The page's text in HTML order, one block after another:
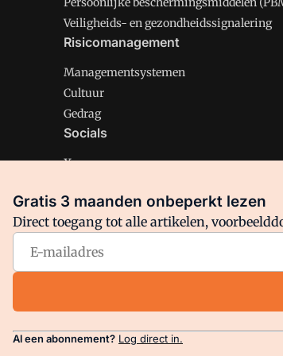
Veiligheids- en gezondheidssignalering
Risicomanagement
Managementsystemen
Cultuur
Gedrag
Socials
X
Facebook
Arbo is onderdeel van VMN media. Lees
Gratis 3 maanden onbeperkt lezen
Direct toegang tot alle artikelen,
Al een abonnement? Log direct in.